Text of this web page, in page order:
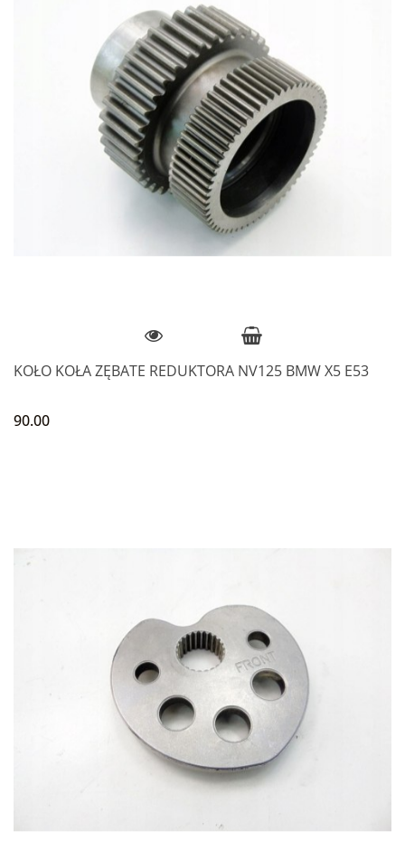
KOŁO KOŁA ZĘBATE REDUKTORA NV125 BMW X5 E53
90.00